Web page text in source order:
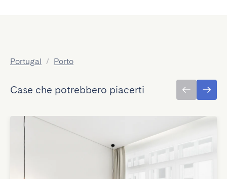
Portugal / Porto
Case che potrebbero piacerti